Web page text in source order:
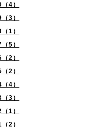
4）
3）
1）
5）
2）
2）
4）
3）
1）
2）